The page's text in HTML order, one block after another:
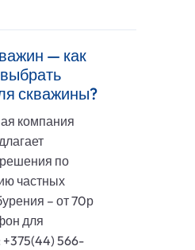
— как
скважины?
компания
по
частных
– от 70р
для
+375(44) 566-